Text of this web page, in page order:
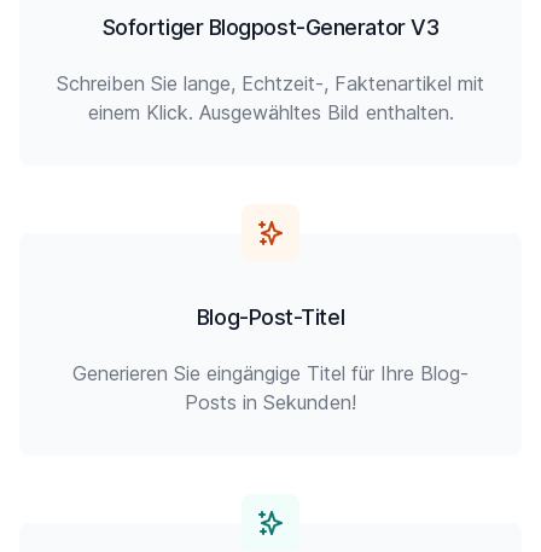
Sofortiger Blogpost-Generator V3
Schreiben Sie lange, Echtzeit-, Faktenartikel mit
einem Klick. Ausgewähltes Bild enthalten.
Blog-Post-Titel
Generieren Sie eingängige Titel für Ihre Blog-
Posts in Sekunden!